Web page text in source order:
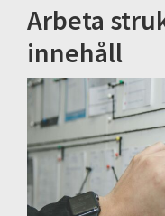
Arbeta
innehåll